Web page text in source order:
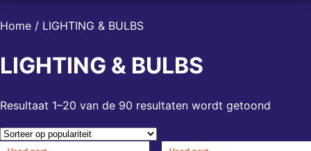
Home / LIGHTING & BULBS
LIGHTING & BULBS
Resultaat 1–20 van de 90 resultaten wordt getoond